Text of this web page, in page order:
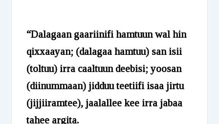
“Dalagaan gaariinifi hamtuun wal hin
qixxaayan; (dalagaa hamtuu) san isii
(toltuu) irra caaltuun deebisi; yoosan
(diinummaan) jidduu teetiifi isaa jirtu
(jijjiiramtee), jaalallee kee irra jabaa
tahee argita.